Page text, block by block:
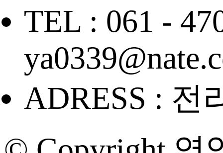
TEL : 061 -
ADRESS : 전